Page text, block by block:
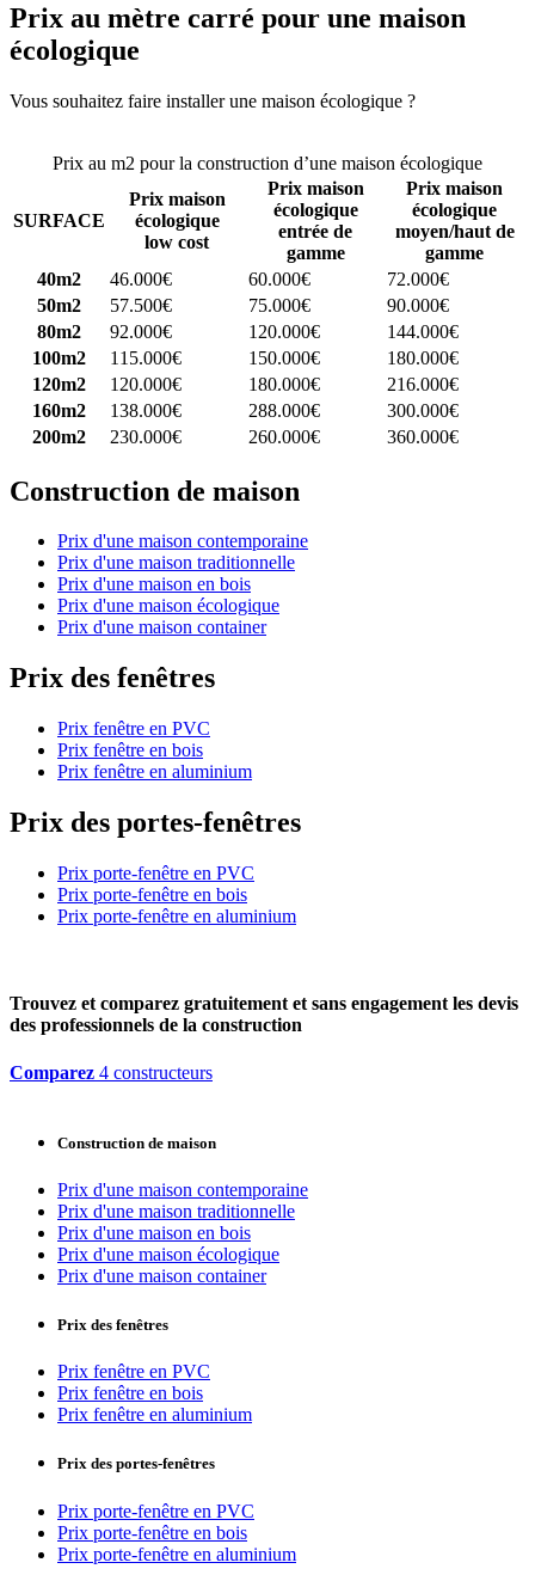
Prix au mètre carré pour une maison
écologique
Vous souhaitez faire installer une maison écologique ?
Prix au m2 pour la construction d’une maison écologique
SURFACE
Prix maison
écologique
low cost
Prix maison
écologique
entrée de
gamme
Prix maison
écologique
moyen/haut de
gamme
40m2
46.000€ 60.000€
72.000€
50m2
57.500€ 75.000€
90.000€
80m2
92.000€ 120.000€
144.000€
100m2
115.000€ 150.000€
180.000€
120m2
120.000€ 180.000€
216.000€
160m2
138.000€ 288.000€
300.000€
200m2
230.000€ 260.000€ 360.000€
Construction de maison
Prix d'une maison contemporaine
Prix d'une maison traditionnelle
Prix d'une maison en bois
Prix d'une maison écologique
Prix d'une maison container
Prix des fenêtres
Prix fenêtre en PVC
Prix fenêtre en bois
Prix fenêtre en aluminium
Prix des portes-fenêtres
Prix porte-fenêtre en PVC
Prix porte-fenêtre en bois
Prix porte-fenêtre en aluminium
Trouvez et comparez gratuitement et sans engagement les devis
des professionnels de la construction
Comparez 4 constructeurs
Construction de maison
Prix d'une maison contemporaine
Prix d'une maison traditionnelle
Prix d'une maison en bois
Prix d'une maison écologique
Prix d'une maison container
Prix des fenêtres
Prix fenêtre en PVC
Prix fenêtre en bois
Prix fenêtre en aluminium
Prix des portes-fenêtres
Prix porte-fenêtre en PVC
Prix porte-fenêtre en bois
Prix porte-fenêtre en aluminium